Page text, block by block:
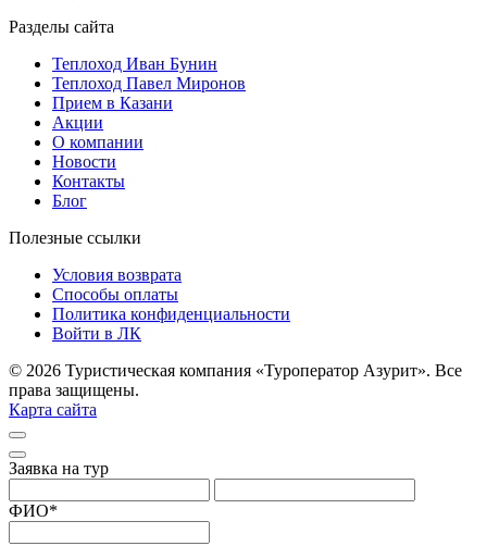
Разделы сайта
Теплоход Иван Бунин
Теплоход Павел Миронов
Прием в Казани
Акции
О компании
Новости
Контакты
Блог
Полезные ссылки
Условия возврата
Способы оплаты
Политика конфиденциальности
Войти в ЛК
© 2026 Туристическая компания «Туроператор Азурит». Все
права защищены.
Карта сайта
Заявка на тур
ФИО*